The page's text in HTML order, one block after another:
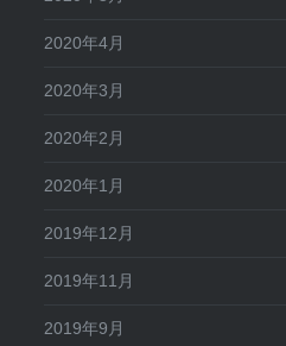
2020年4月
2020年3月
2020年2月
2020年1月
2019年12月
2019年11月
2019年9月